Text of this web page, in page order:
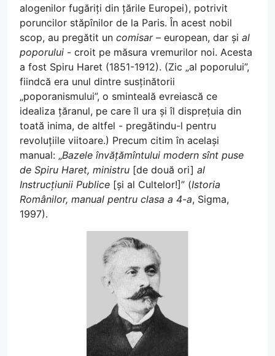
alogenilor fugăriți din țările Europei), potrivit
poruncilor stăpînilor de la Paris. În acest nobil
scop, au pregătit un comisar– european, dar și al
poporului - croit pe măsura vremurilor noi. Acesta
a fost Spiru Haret (1851-1912). (Zic „al poporului”,
fiindcă era unul dintre susținătorii
„poporanismului”, o sminteală evreiască ce
idealiza țăranul, pe care îl ura și îl disprețuia din
toată inima, de altfel - pregătindu-l pentru
revoluțiile viitoare.) Precum citim în același
manual: „Bazele învățămîntului modern sînt puse
de Spiru Haret, ministru [de două ori] al
Instrucțiunii Publice [și al Cultelor!]” (Istoria
Românilor, manual pentru clasa a 4-a, Sigma,
1997).